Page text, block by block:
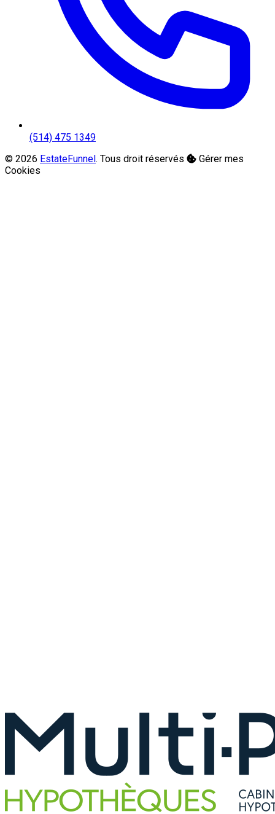
(514) 475 1349
© 2026 EstateFunnel. Tous droit réservés
Gérer mes
Cookies